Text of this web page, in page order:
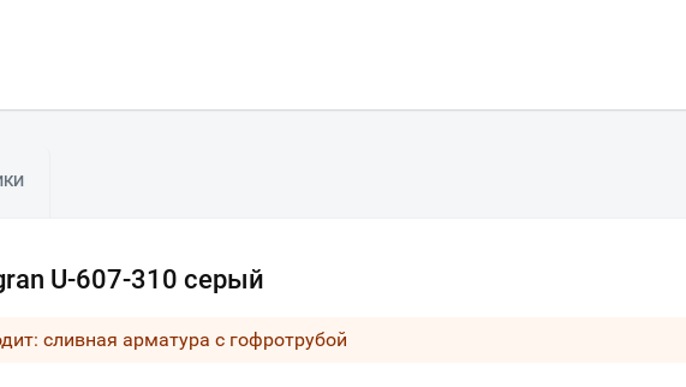
U-607-310 серый
сливная арматура с гофротрубой